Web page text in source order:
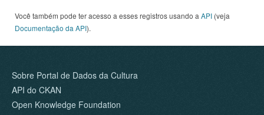
Você também pode ter acesso a esses registros usando a API (veja
Documentação da API).
Sobre Portal de Dados da Cultura
API do CKAN
Open Knowledge Foundation